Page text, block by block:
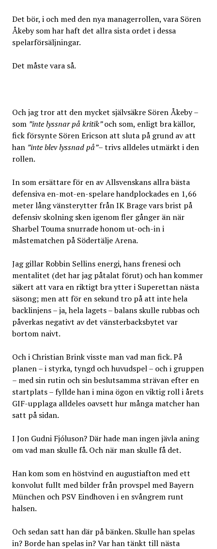
Det bör, i och med den nya managerrollen, vara Sören
Åkeby som har haft det allra sista ordet i dessa
spelarförsäljningar.
Det måste vara så.
Och jag tror att den mycket självsäkre Sören Åkeby –
som ”inte lyssnar på kritik”och som, enligt bra källor,
fick försynte Sören Ericson att sluta på grund av att
han ”inte blev lyssnad på”– trivs alldeles utmärkt i den
rollen.
In som ersättare för en av Allsvenskans allra bästa
defensiva en-mot-en-spelare handplockades en 1,66
meter lång vänsterytter från IK Brage vars brist på
defensiv skolning sken igenom fler gånger än när
Sharbel Touma snurrade honom ut-och-in i
måstematchen på Södertälje Arena.
Jag gillar Robbin Sellins energi, hans frenesi och
mentalitet (det har jag påtalat förut) och han kommer
säkert att vara en riktigt bra ytter i Superettan nästa
säsong; men att för en sekund tro på att inte hela
backlinjens – ja, hela lagets – balans skulle rubbas och
påverkas negativt av det vänsterbacksbytet var
bortom naivt.
Och i Christian Brink visste man vad man fick. På
planen – i styrka, tyngd och huvudspel – och i gruppen
– med sin rutin och sin beslutsamma strävan efter en
startplats – fyllde han i mina ögon en viktig roll i årets
GIF-upplaga alldeles oavsett hur många matcher han
satt på sidan.
I Jon Gudni Fjóluson? Där hade man ingen jävla aning
om vad man skulle få. Och när man skulle få det.
Han kom som en höstvind en augustiafton med ett
konvolut fullt med bilder från provspel med Bayern
München och PSV Eindhoven i en svångrem runt
halsen.
Och sedan satt han där på bänken. Skulle han spelas
in? Borde han spelas in? Var han tänkt till nästa